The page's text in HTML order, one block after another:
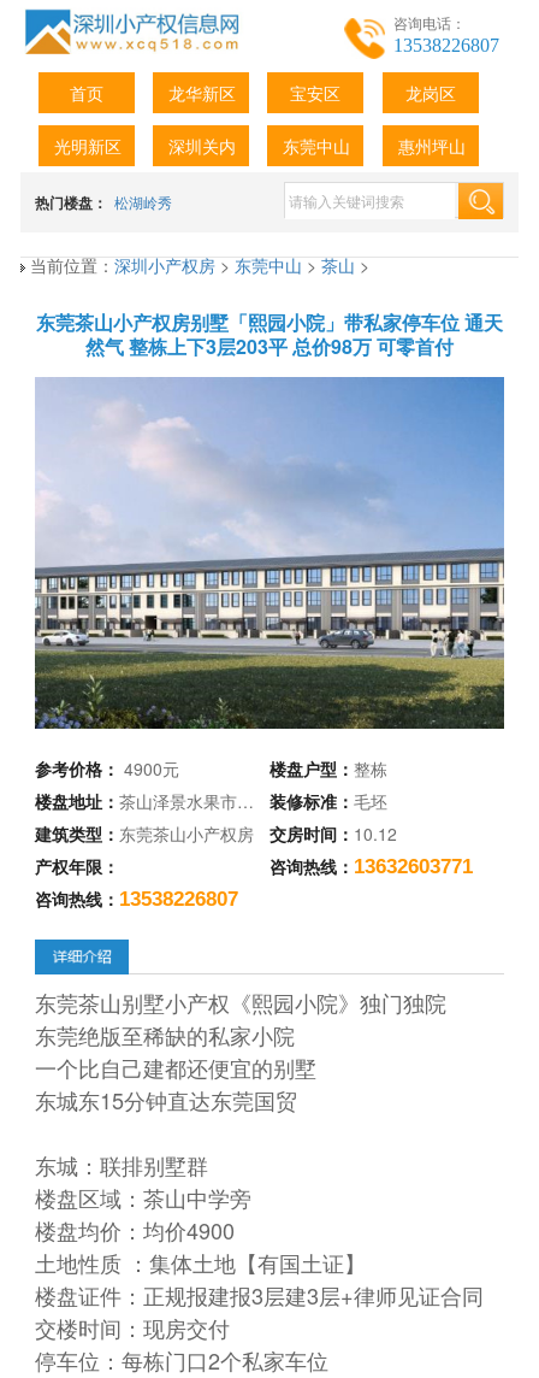
咨询电话：
13538226807
首页 龙华新区 宝安区 龙岗区
光明新区 深圳关内 东莞中山 惠州坪山
热门楼盘： 松湖岭秀
当前位置：深圳小产权房>东莞中山>茶山>
东莞茶山小产权房别墅「熙园小院」带私家停车位 通天
然气 整栋上下3层203平 总价98万 可零首付
参考价格：4900元 楼盘户型： 整栋
楼盘地址：茶山泽景水果市… 装修标准： 毛坯
建筑类型： 东莞茶山小产权房 交房时间： 10.12
产权年限：
咨询热线： 13632603771
咨询热线： 13538226807
东莞茶山别墅小产权《熙园小院》独门独院
东莞绝版至稀缺的私家小院
一个比自己建都还便宜的别墅
东城东15分钟直达东莞国贸
东城：联排别墅群
楼盘区域：茶山中学旁
楼盘均价：均价4900
土地性质 ：集体土地【有国土证】
楼盘证件：正规报建报3层建3层+律师见证合同
交楼时间：现房交付
停车位：每栋门口2个私家车位